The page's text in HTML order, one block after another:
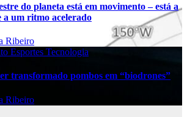
do planeta está em movimento – está a
um ritmo acelerado
Ribeiro
Esportes Tecnologia
transformado pombos em “biodrones”
Ribeiro